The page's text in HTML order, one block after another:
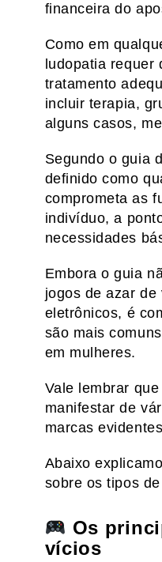
financeira do
Como em
ludopatia requer
tratamento
incluir terapia,
alguns casos,
Segundo o guia
definido como
comprometa as
indivíduo, a
necessidades
Embora o guia
jogos de azar
eletrônicos, é
são mais
em mulheres.
Vale lembrar
manifestar de
marcas
Abaixo
sobre os tipos
Os
vícios